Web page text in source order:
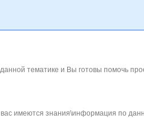
тематике и Вы готовы помочь
вас имеются знания\информация по